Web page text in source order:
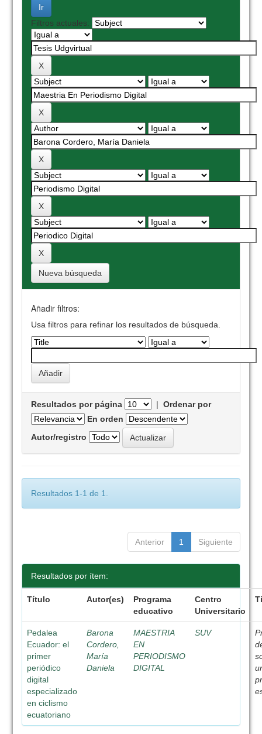
Filtros actuales:
Nueva búsqueda
Añadir filtros:
Usa filtros para refinar los resultados de búsqueda.
Resultados por página |Ordenar por
En orden
Autor/registro
Resultados 1-1 de 1.
Anterior 1 Siguiente
Resultados por ítem:
Título Autor(es)
Programa
educativo
Centro
Universitario
Pedalea
Ecuador: el
primer
periódico
digital
especializado
en ciclismo
ecuatoriano
Barona
Cordero,
María
Daniela
MAESTRIA
EN
PERIODISMO
DIGITAL
SUV